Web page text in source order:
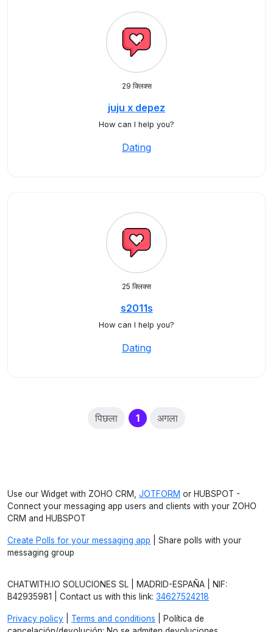
29 क्लिक्स
juju x depez
How can I help you?
Dating
25 क्लिक्स
s2011s
How can I help you?
Dating
पिछला 1(current)
अगला
Use our Widget with ZOHO CRM, JOTFORM or HUBSPOT -
Connect your messaging app users and clients with your ZOHO
CRM and HUBSPOT
Create Polls for your messaging app | Share polls with your
messaging group
CHATWITH.IO SOLUCIONES SL | MADRID-ESPAÑA | NIF:
B42935981 | Contact us with this link: 34627524218
Privacy policy Terms and conditions | Política de